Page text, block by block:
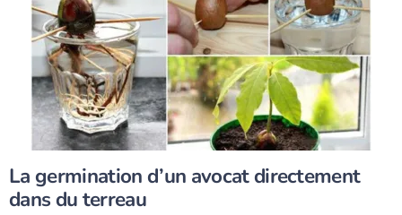
La germination d’un avocat directement
dans du terreau